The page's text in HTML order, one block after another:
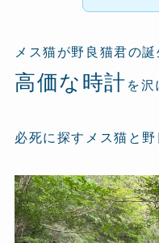
メス猫が野良猫君の
高価な時計 を沢
必死に探すメス猫と野